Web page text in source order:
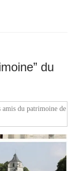
du
amis du patrimoine de